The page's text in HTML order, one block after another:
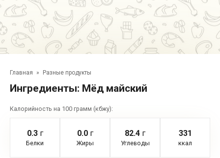
Главная » Разные продукты
Ингредиенты: Мёд майский
Калорийность на 100 грамм (кбжу):
0.3г
Белки
0.0г
Жиры
82.4 г
Углеводы
331
ккал